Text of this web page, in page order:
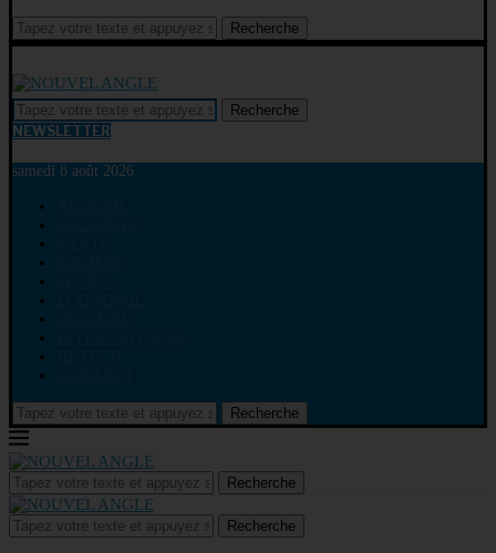
Recherche
Recherche
NEWSLETTER
samedi 8 août 2026
Recherche
Recherche
Recherche